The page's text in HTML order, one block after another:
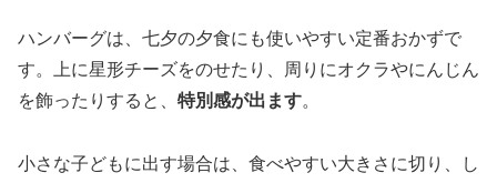
ハンバーグは、七夕の夕食にも使いやすい定番おかずで
す。上に星形チーズをのせたり、周りにオクラやにんじん
を飾ったりすると、 特別感が出ます。
小さな子どもに出す場合は、食べやすい大きさに切り、し